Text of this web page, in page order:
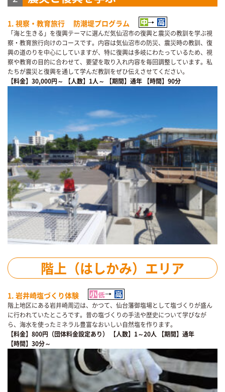
1. 視察・教育旅行 防潮堤プログラム
「海と生きる」を復興テーマに選んだ気仙沼市の復興と震災の教訓を学ぶ視
察・教育旅行向けのコースです。内容は気仙沼市の防災、震災時の教訓、復
興の道のりを中心にしていますが、特に復興は多岐にわたっているため、視
察や教育の目的に合わせて、要望を取り入れ内容を毎回調整しています。私
たちが震災と復興を通して学んだ教訓をぜひ伝えさせてください。
【料金】30,000円～
【人数】1人～ 【期間】通年 【時間】90分
階上（はしかみ）エリア
1. 岩井崎塩づくり体験
階上地区にある岩井崎周辺は、かつて、仙台藩御塩場として塩づくりが盛ん
に行われていたところです。昔の塩づくりの手法や歴史について学びなが
ら、海水を使ったミネラル豊富なおいしい自然塩を作ります。
【料金】800円（団体料金設定あり）
【人数】1～20人
【期間】通年
【時間】30分～